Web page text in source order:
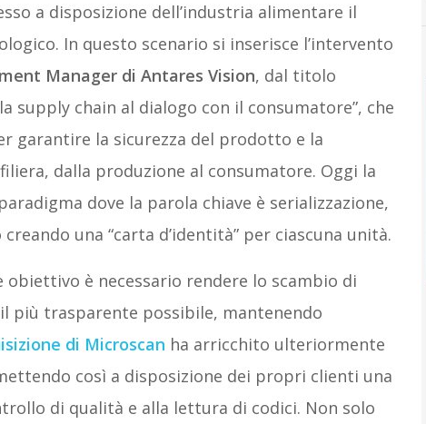
a disposizione dell’industria alimentare il
In questo scenario si inserisce l’intervento
Manager di Antares Vision, dal titolo
supply chain al dialogo con il consumatore”, che
garantire la sicurezza del prodotto e la
dalla produzione al consumatore. Oggi la
dove la parola chiave è serializzazione,
una “carta d’identità” per ciascuna unità.
è necessario rendere lo scambio di
trasparente possibile, mantenendo
di Microscan ha arricchito ulteriormente
così a disposizione dei propri clienti una
di qualità e alla lettura di codici. Non solo